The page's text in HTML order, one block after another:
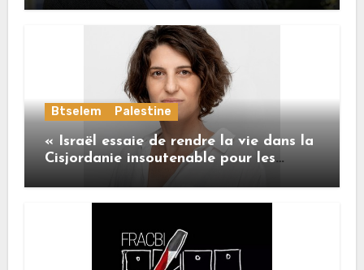
de l’Union européenne
Btselem Palestine
« Israël essaie de rendre la vie dans la
Cisjordanie insoutenable pour les